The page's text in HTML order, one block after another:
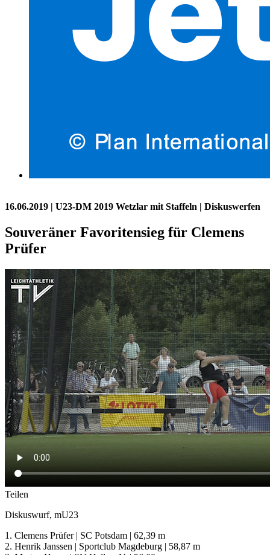
16.06.2019 | U23-DM 2019 Wetzlar mit Staffeln | Diskuswerfen
Souveräner Favoritensieg für Clemens
Prüfer
Teilen
Diskuswurf, mU23
1. Clemens Prüfer | SC Potsdam | 62,39 m
2. Henrik Janssen | Sportclub Magdeburg | 58,87 m